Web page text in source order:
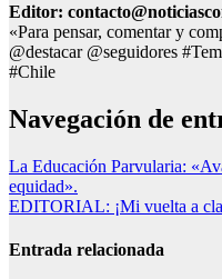
Editor:
«Para pensar, comentar y
@destacar @seguidores
#Chile
Navegación de
La Educación Parvularia:
equidad».
EDITORIAL: ¡Mi vuelta a
Entrada relacionada